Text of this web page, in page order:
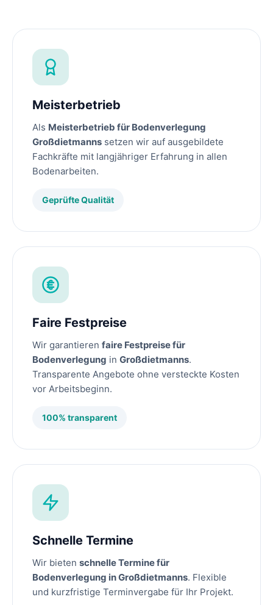
Meisterbetrieb
Als Meisterbetrieb für Bodenverlegung
Großdietmanns setzen wir auf ausgebildete
Fachkräfte mit langjähriger Erfahrung in allen
Bodenarbeiten.
Geprüfte Qualität
Faire Festpreise
Wir garantieren faire Festpreise für
Bodenverlegung in Großdietmanns.
Transparente Angebote ohne versteckte Kosten
vor Arbeitsbeginn.
100% transparent
Schnelle Termine
Wir bieten schnelle Termine für
Bodenverlegung in Großdietmanns. Flexible
und kurzfristige Terminvergabe für Ihr Projekt.